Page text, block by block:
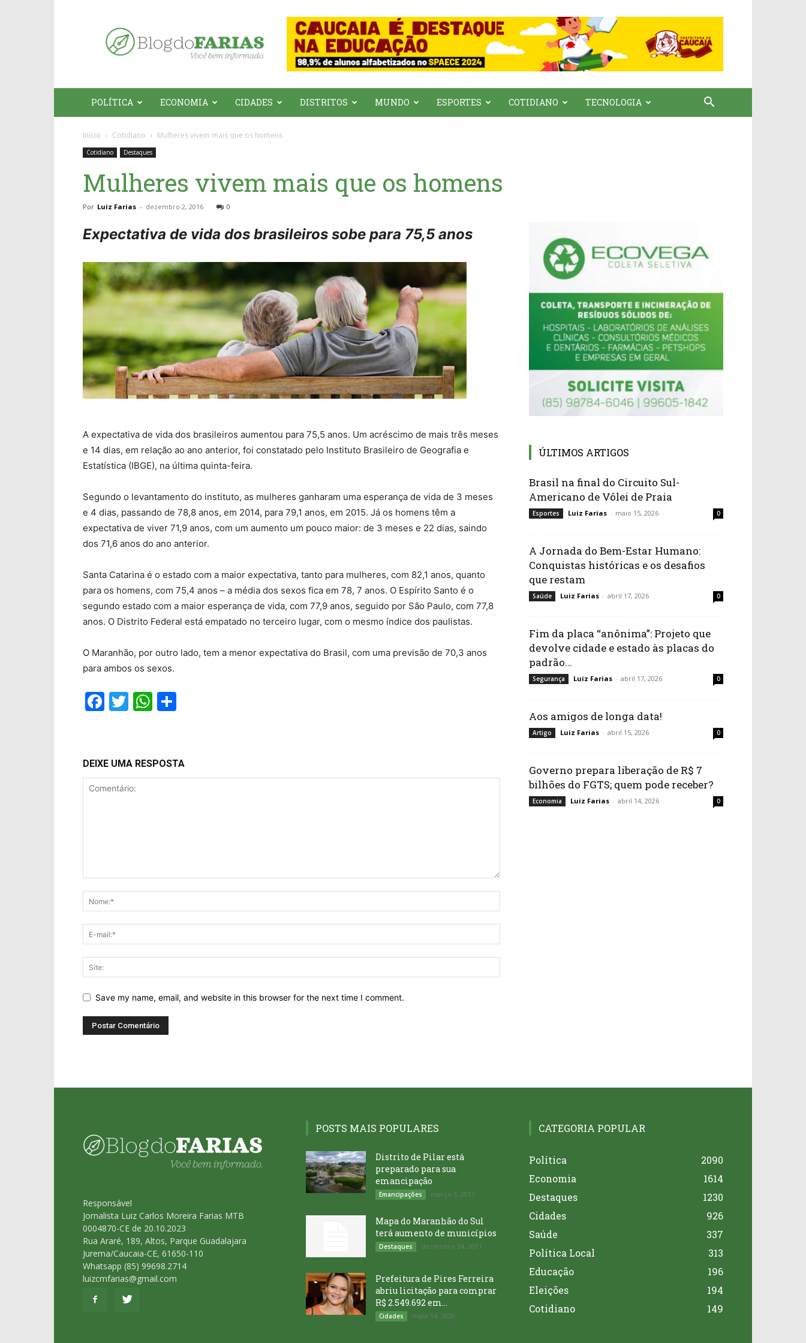
do
Farias
POLÍTICA ECONOMIA CIDADES DISTRITOS MUNDO ESPORTES COTIDIANO TECNOLOGIA
Início Cotidiano Mulheres vivem mais que os homens
Cotidiano Destaques
Mulheres vivem mais que os homens
Por Luiz Farias - dezembro 2, 2016 0
Expectativa de vida dos brasileiros sobe para 75,5 anos
A expectativa de vida dos brasileiros aumentou para 75,5 anos. Um acréscimo de mais três meses
e 14 dias, em relação ao ano anterior, foi constatado pelo Instituto Brasileiro de Geografia e
Estatística (IBGE), na última quinta-feira.
Segundo o levantamento do instituto, as mulheres ganharam uma esperança de vida de 3 meses
e 4 dias, passando de 78,8 anos, em 2014, para 79,1 anos, em 2015. Já os homens têm a
expectativa de viver 71,9 anos, com um aumento um pouco maior: de 3 meses e 22 dias, saindo
dos 71,6 anos do ano anterior.
Santa Catarina é o estado com a maior expectativa, tanto para mulheres, com 82,1 anos, quanto
para os homens, com 75,4 anos – a média dos sexos fica em 78, 7 anos. O Espírito Santo é o
segundo estado com a maior esperança de vida, com 77,9 anos, seguido por São Paulo, com 77,8
anos. O Distrito Federal está empatado no terceiro lugar, com o mesmo índice dos paulistas.
O Maranhão, por outro lado, tem a menor expectativa do Brasil, com uma previsão de 70,3 anos
para ambos os sexos.
Facebook
TwitterWhatsApp
DEIXE UMA RESPOSTA
Save my name, email, and website in this browser for the next time I comment.
ÚLTIMOS ARTIGOS
Brasil na final do Circuito Sul-
Americano de Vôlei de Praia
Esportes Luiz Farias - maio 15, 2026 0
A Jornada do Bem-Estar Humano:
Conquistas históricas e os desafios
que restam
Saúde Luiz Farias - abril 17, 2026 0
Fim da placa “anônima”: Projeto que
devolve cidade e estado às placas do
padrão...
Segurança Luiz Farias - abril 17, 2026 0
Aos amigos de longa data!
Artigo Luiz Farias - abril 15, 2026 0
Governo prepara liberação de R$ 7
bilhões do FGTS; quem pode receber?
Economia Luiz Farias - abril 14, 2026 0
Responsável
Jornalista Luiz Carlos Moreira Farias MTB
0004870-CE de 20.10.2023
Rua Araré, 189, Altos, Parque Guadalajara
Jurema/Caucaia-CE, 61650-110
Whatsapp (85) 99698.2714
luizcmfarias@gmail.com
POSTS MAIS POPULARES
Distrito de Pilar está
preparado para sua
emancipação
Emancipações março 3, 2017
Mapa do Maranhão do Sul
terá aumento de municípios
Destaques dezembro 24, 2011
Prefeitura de Pires Ferreira
abriu licitação para comprar
R$ 2.549.692 em...
Cidades maio 14, 2020
CATEGORIA POPULAR
Política
2090
Economia
1614
Destaques
1230
Cidades
926
Saúde
337
Política Local
313
Educação
196
Eleições
194
Cotidiano
149